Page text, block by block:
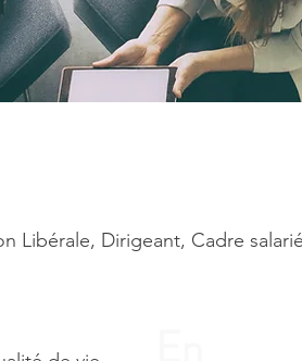
Libérale, Dirigeant, Cadre